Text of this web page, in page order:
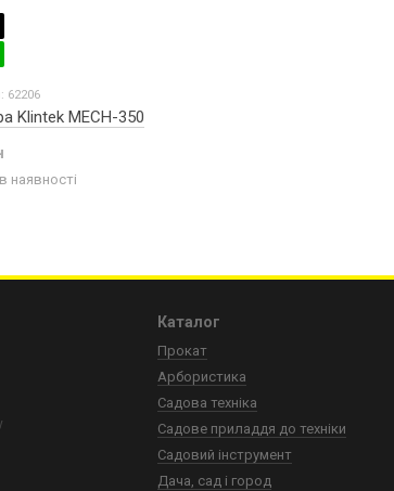
62206
Klintek MECH-350
наявності
Каталог
Прокат
Арбористика
Садова техніка
Садове приладдя до техніки
Садовий інструмент
Дача, сад і город